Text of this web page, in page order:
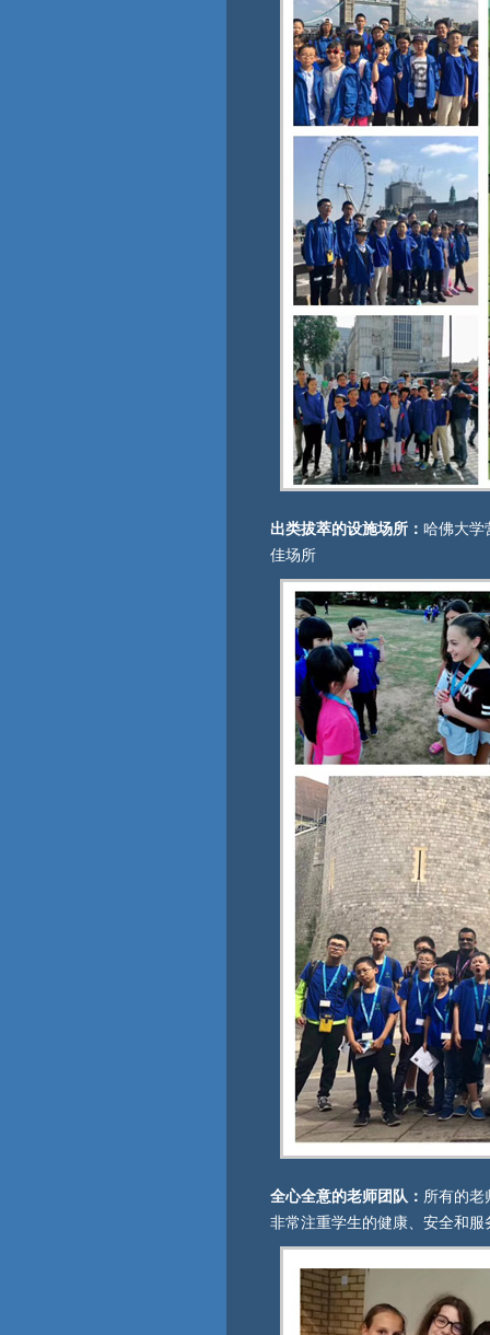
出类拔萃的设施场所： 哈佛大学
佳场所
全心全意的老师团队： 所有的老
非常注重学生的健康、安全和服